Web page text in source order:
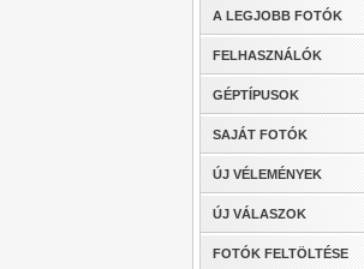
A LEGJOBB FOTÓK
FELHASZNÁLÓK
GÉPTÍPUSOK
SAJÁT FOTÓK
ÚJ VÉLEMÉNYEK
ÚJ VÁLASZOK
FOTÓK FELTÖLTÉSE